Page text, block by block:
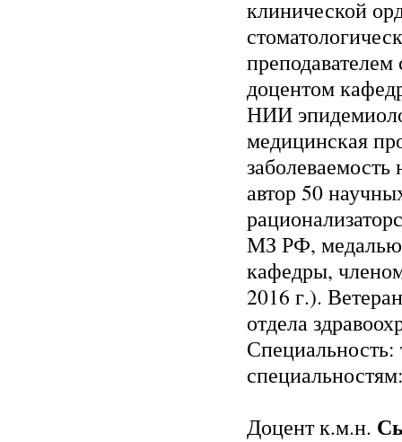
клинической
преподавателем
доцентом
НИИ
медицинская
автор 50
МЗ РФ, медалью
кафедры,
2016 г.).
отдела
Специальность:
Доцент к.м.н.